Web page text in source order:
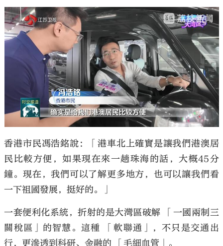
香港市民馮浩銘說：「港車北上確實是讓我們港澳居
民比較方便，如果現在來一趟珠海的話，大概45分
鐘。現在，我們可以了解更多地方，也可以讓我們看
一下祖國發展，挺好的。」
一套便利化系統，折射的是大灣區破解 「一國兩制三
關稅區」的智慧。這種 「軟聯通」，不只是交通出
行，更滲透到科研、金融的 「毛細血管」。